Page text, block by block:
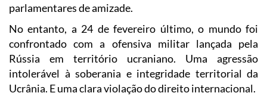
parlamentares de amizade.
No entanto, a 24 de fevereiro último, o mundo foi
confrontado com a ofensiva militar lançada pela
Rússia em território ucraniano. Uma agressão
intolerável à soberania e integridade territorial da
Ucrânia. E uma clara violação do direito internacional.